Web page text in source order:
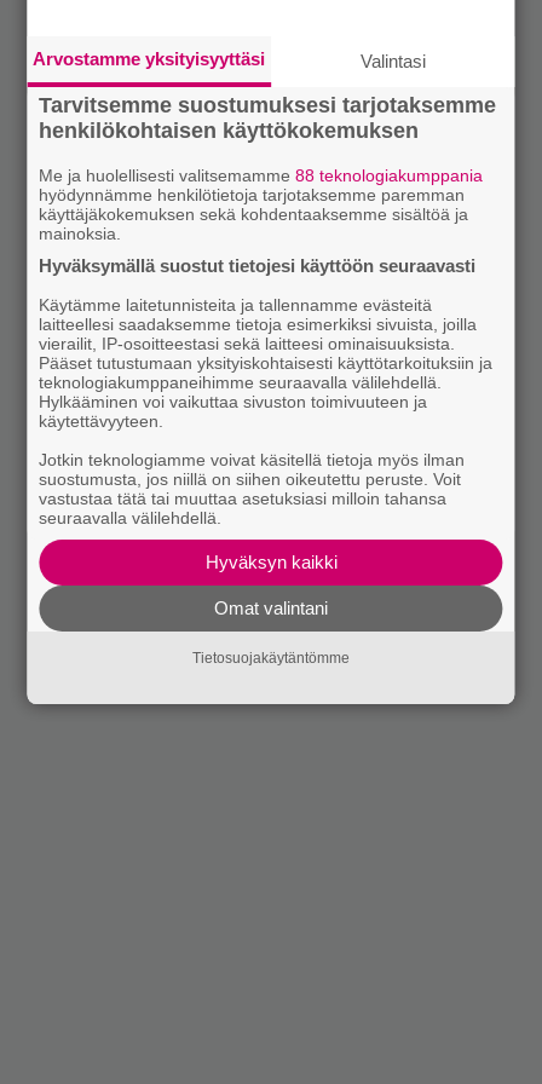
Arvostamme yksityisyyttäsi Valintasi
Tarvitsemme suostumuksesi tarjotaksemme
henkilökohtaisen käyttökokemuksen
Me ja huolellisesti valitsemamme88 teknologiakumppania
hyödynnämme henkilötietoja tarjotaksemme paremman
käyttäjäkokemuksen sekä kohdentaaksemme sisältöä ja
mainoksia.
Hyväksymällä suostut tietojesi käyttöön seuraavasti
Käytämme laitetunnisteita ja tallennamme evästeitä
laitteellesi saadaksemme tietoja esimerkiksi sivuista, joilla
vierailit, IP-osoitteestasi sekä laitteesi ominaisuuksista.
Pääset tutustumaan yksityiskohtaisesti käyttötarkoituksiin ja
teknologiakumppaneihimme seuraavalla välilehdellä.
Hylkääminen voi vaikuttaa sivuston toimivuuteen ja
käytettävyyteen.
Jotkin teknologiamme voivat käsitellä tietoja myös ilman
suostumusta, jos niillä on siihen oikeutettu peruste. Voit
vastustaa tätä tai muuttaa asetuksiasi milloin tahansa
seuraavalla välilehdellä.
Hyväksyn kaikki
Omat valintani
Tietosuojakäytäntömme